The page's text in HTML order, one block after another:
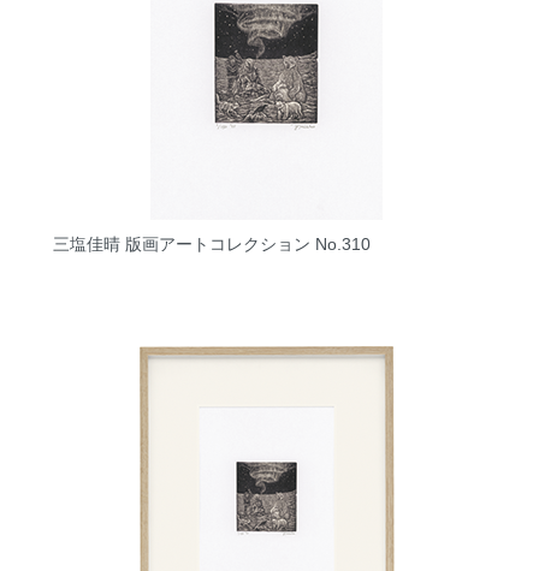
三塩佳晴 版画アートコレクション No.310